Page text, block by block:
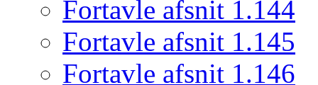
Fortavle afsnit 1.144
Fortavle afsnit 1.145
Fortavle afsnit 1.146